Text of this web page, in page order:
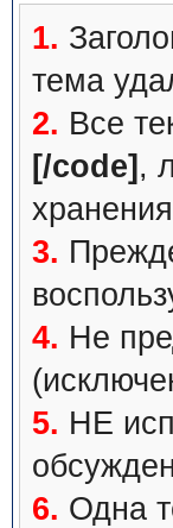
1.
тема
2. Все
[/code] ,
3.
4. Не
5. НЕ
6. Одна